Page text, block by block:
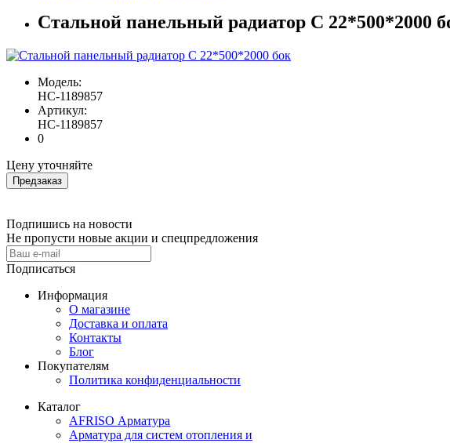
Стальной панельный радиатор С 22*500*2000
Модель:
HC-1189857
Артикул:
HC-1189857
0
Цену уточняйте
Предзаказ
Подпишись на новости
Не пропусти новые акции и спецпредложения
Подписаться
Информация
О магазине
Доставка и оплата
Контакты
Блог
Покупателям
Политика конфиденциальности
Каталог
AFRISO Арматура
Арматура для систем отопления и